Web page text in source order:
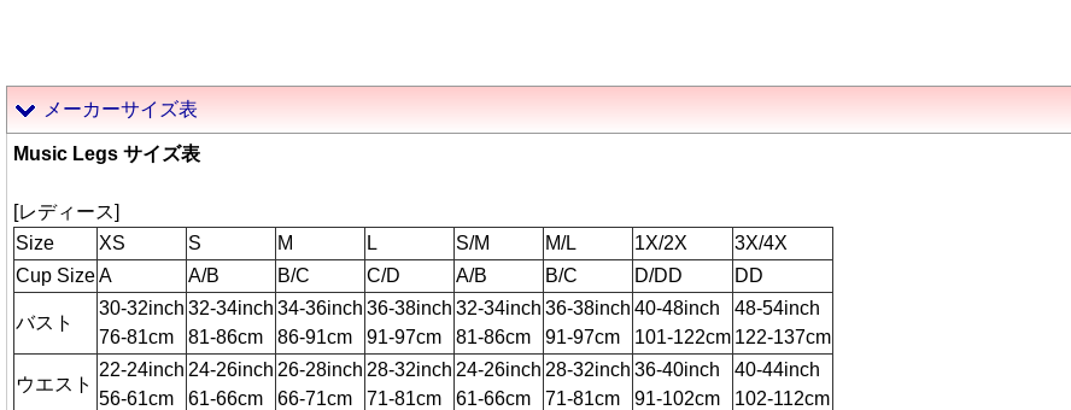
メーカーサイズ表
Music Legs サイズ表
[レディース]
Size
XS S M L S/M M/L 1X/2X
3X/4X
Cup SizeA A/B B/C C/D A/B B/C D/DD DD
バスト
30-32inch
76-81cm
32-34inch
81-86cm
34-36inch
86-91cm
36-38inch
91-97cm
32-34inch
81-86cm
36-38inch
91-97cm
40-48inch
101-122cm
48-54inch
122-137cm
ウエスト
22-24inch
56-61cm
24-26inch
61-66cm
26-28inch
66-71cm
28-32inch
71-81cm
24-26inch
61-66cm
28-32inch
71-81cm
36-40inch
91-102cm
40-44inch
102-112cm